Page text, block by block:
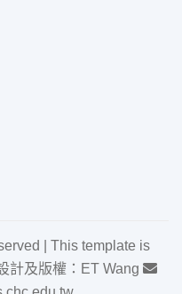
| This template is
計及版權：ET Wang